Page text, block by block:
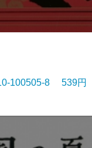
100505-8 539円